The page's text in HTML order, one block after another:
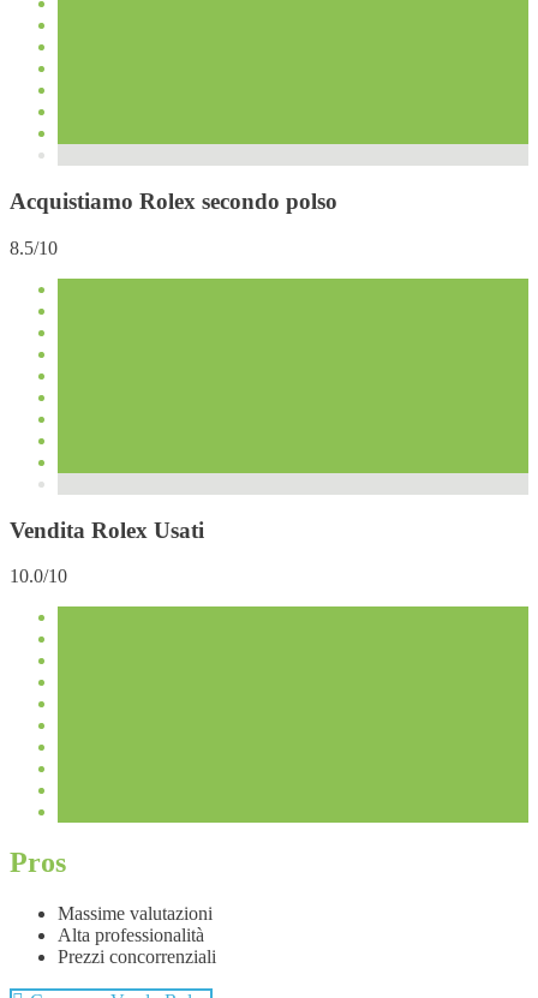
Acquistiamo Rolex secondo polso
8.5/10
Vendita Rolex Usati
10.0/10
Pros
Massime valutazioni
Alta professionalità
Prezzi concorrenziali